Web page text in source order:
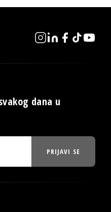
dana u
PRIJAVI SE